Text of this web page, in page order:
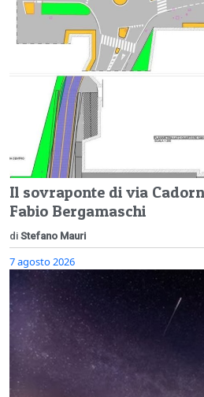
Il sovraponte di via
Fabio Bergamaschi
di Stefano Mauri
7 agosto 2026